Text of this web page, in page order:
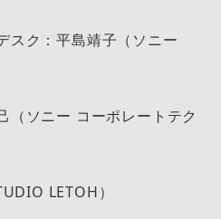
スク：平島靖子（ソニー
（ソニー コーポレートテク
LETOH）